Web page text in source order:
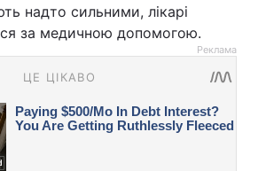
надто сильними, лікарі
за медичною допомогою.
Реклама